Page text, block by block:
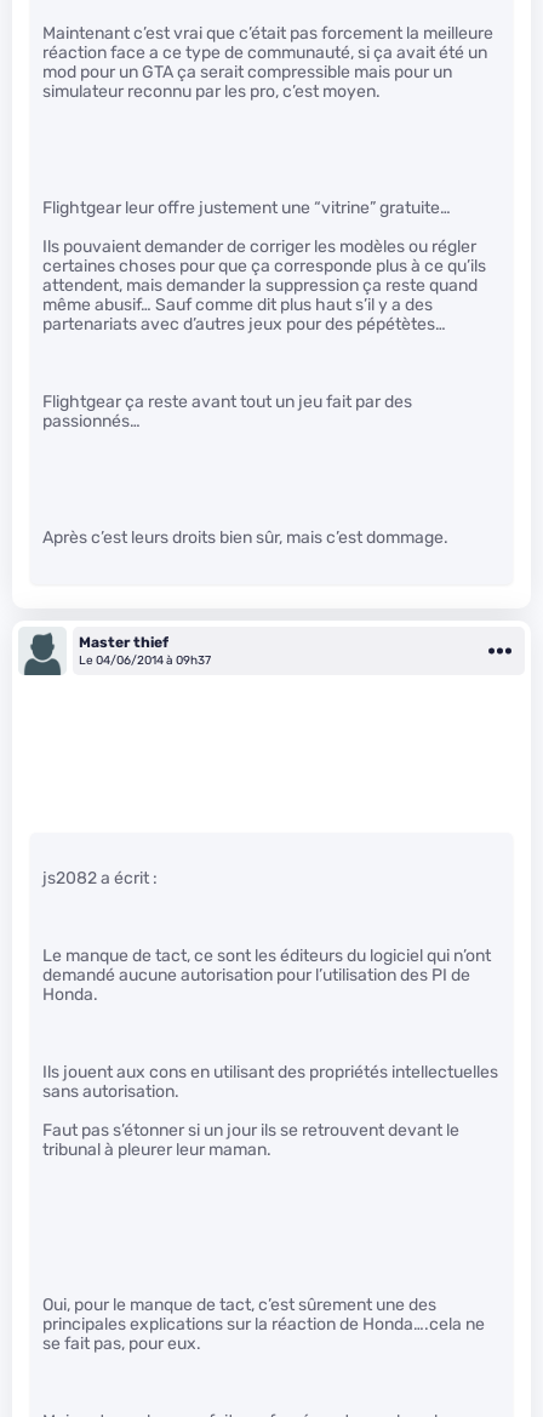
Maintenant c’est vrai que c’était pas forcement la meilleure
réaction face a ce type de communauté, si ça avait été un
mod pour un GTA ça serait compressible mais pour un
simulateur reconnu par les pro, c’est moyen.
Flightgear leur offre justement une “vitrine” gratuite…
Ils pouvaient demander de corriger les modèles ou régler
certaines choses pour que ça corresponde plus à ce qu’ils
attendent, mais demander la suppression ça reste quand
même abusif… Sauf comme dit plus haut s’il y a des
partenariats avec d’autres jeux pour des pépétètes…
Flightgear ça reste avant tout un jeu fait par des
passionnés…
Après c’est leurs droits bien sûr, mais c’est dommage.
Master thief
Le 04/06/2014 à 09h37
js2082 a écrit :
Le manque de tact, ce sont les éditeurs du logiciel qui n’ont
demandé aucune autorisation pour l’utilisation des PI de
Honda.
Ils jouent aux cons en utilisant des propriétés intellectuelles
sans autorisation.
Faut pas s’étonner si un jour ils se retrouvent devant le
tribunal à pleurer leur maman.
Oui, pour le manque de tact, c’est sûrement une des
principales explications sur la réaction de Honda….cela ne
se fait pas, pour eux.